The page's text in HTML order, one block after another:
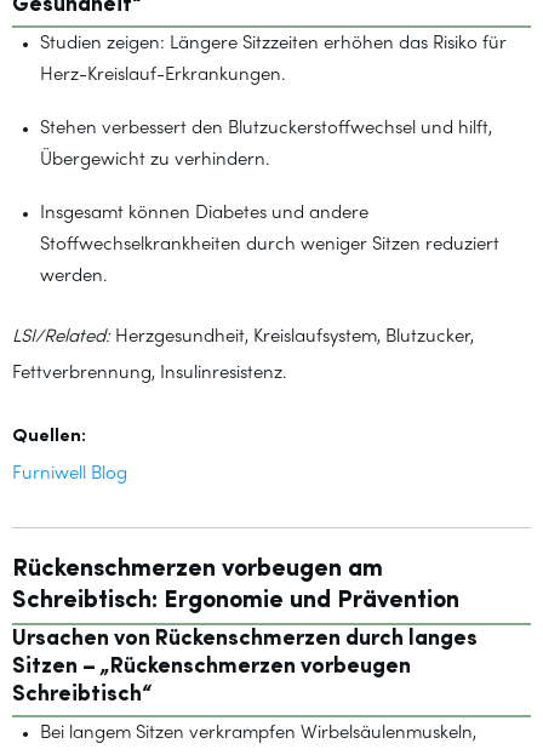
Gesundheit“
Studien zeigen: Längere Sitzzeiten erhöhen das Risiko für
Herz-Kreislauf-Erkrankungen.
Stehen verbessert den Blutzuckerstoffwechsel und hilft,
Übergewicht zu verhindern.
Insgesamt können Diabetes und andere
Stoffwechselkrankheiten durch weniger Sitzen reduziert
werden.
LSI/Related:Herzgesundheit, Kreislaufsystem, Blutzucker,
Fettverbrennung, Insulinresistenz.
Quellen:
Furniwell Blog
Rückenschmerzen vorbeugen am
Schreibtisch: Ergonomie und Prävention
Ursachen von Rückenschmerzen durch langes
Sitzen – „Rückenschmerzen vorbeugen
Schreibtisch“
Bei langem Sitzen verkrampfen Wirbelsäulenmuskeln,